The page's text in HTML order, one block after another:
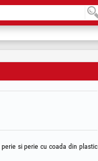
si perie cu coada din plastic